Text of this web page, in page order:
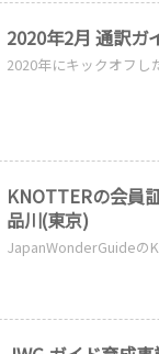
2020年2月 通訳ガ
2020年にキックオフ
KNOTTERの会員
品川(東京)
JapanWonderGuideの